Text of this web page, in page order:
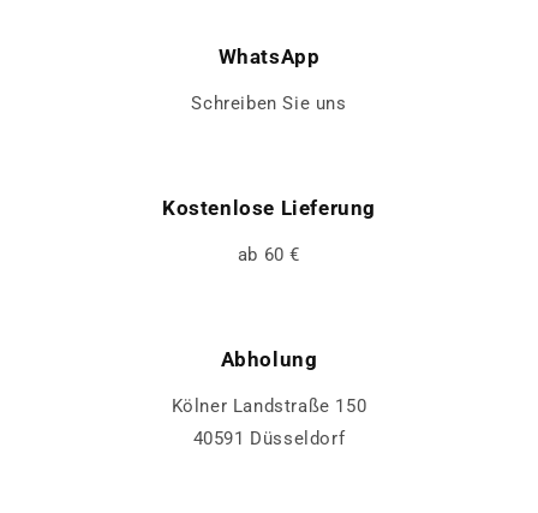
WhatsApp
Schreiben Sie uns
Kostenlose Lieferung
ab 60 €
Abholung
Kölner Landstraße 150
40591 Düsseldorf